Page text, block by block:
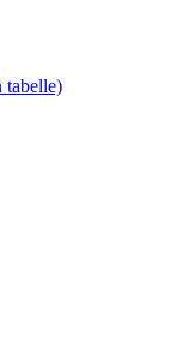
tabelle)